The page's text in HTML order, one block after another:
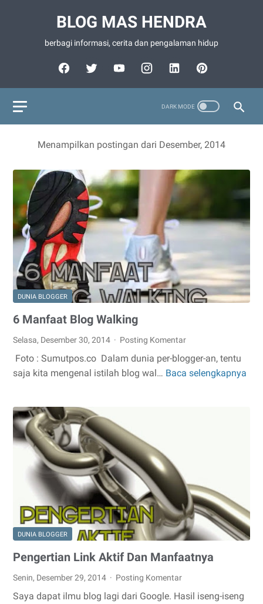
BLOG MAS HENDRA
berbagi informasi, cerita dan pengalaman hidup
Menampilkan postingan dari Desember, 2014
DUNIA BLOGGER
6 Manfaat Blog Walking
Selasa, Desember 30, 2014 Posting Komentar
Foto : Sumutpos.co Dalam dunia per-blogger-an, tentu
saja kita mengenal istilah blog wal… Baca selengkapnya
DUNIA BLOGGER
Pengertian Link Aktif Dan Manfaatnya
Senin, Desember 29, 2014 Posting Komentar
Saya dapat ilmu blog lagi dari Google. Hasil iseng-iseng